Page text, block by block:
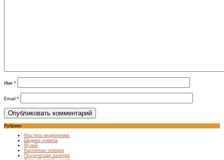
Имя *
Email *
Рубрики
Мастера модернизма
Шедевр номера
Музей
Картинная галерея
Поэтическая палитра